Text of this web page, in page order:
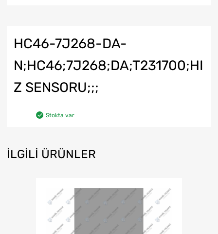
HC46-7J268-DA-
N;HC46;7J268;DA;T231700;HI
Z SENSORU;;;
Stokta var
İLGILI ÜRÜNLER